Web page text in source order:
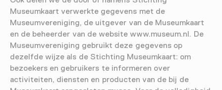
Museumkaart verwerkte gegevens met de
Museumvereniging, de uitgever van de Museumkaart
en de beheerder van de website www.museum.nl. De
Museumvereniging gebruikt deze gegevens op
dezelfde wijze als de Stichting Museumkaart: om
bezoekers en gebruikers te informeren over
activiteiten, diensten en producten van de bij de